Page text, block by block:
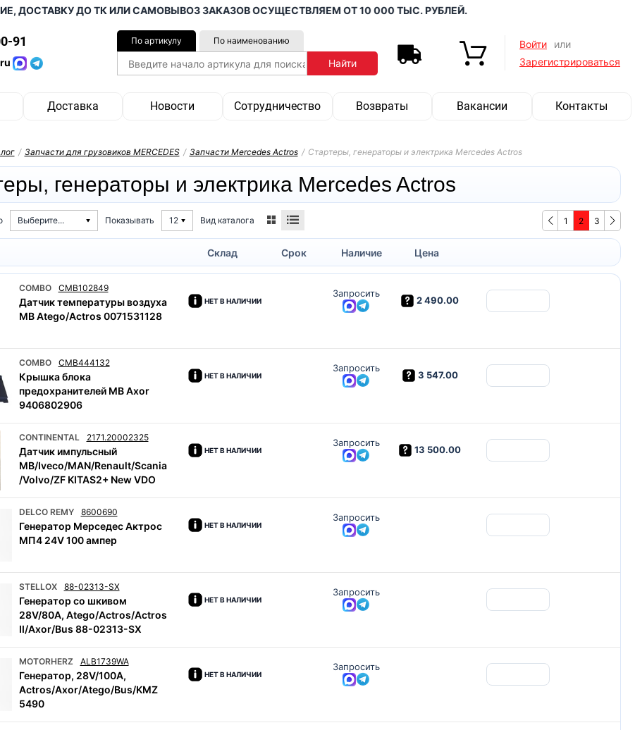
ДОСТАВКУ ДО ТК ИЛИ САМОВЫВОЗ ЗАКАЗОВ ОСУЩЕСТВЛЯЕМ ОТ 10 000 ТЫС. РУБЛЕЙ.
91 По артикулу По наименованию Войти
или
Зарегистрироваться
Доставка Новости Сотрудничество Возвраты Вакансии Контакты
/ Запчасти для грузовиков MERCEDES / Запчасти Mercedes Actros / Стартеры, генераторы и электрика Mercedes Actros
генераторы и электрика Mercedes Actros
Выберите... Показывать 12 Вид каталога 1 2 3
Склад Срок Наличие Цена
COMBO CMB102849
Датчик температуры воздуха
MB Atego/Actros 0071531128
НЕТ В НАЛИЧИИ
Запросить
2 490.00
COMBO CMB444132
Крышка блока
предохранителей MB Axor
9406802906
НЕТ В НАЛИЧИИ
Запросить
3 547.00
CONTINENTAL 2171.20002325
Датчик импульсный
MB/Iveco/MAN/Renault/Scania
/Volvo/ZF KITAS2+ New VDO
НЕТ В НАЛИЧИИ
Запросить
13 500.00
DELCO REMY 8600690
Генератор Мерседес Актрос
МП4 24V 100 ампер
НЕТ В НАЛИЧИИ
Запросить
STELLOX 88-02313-SX
Генератор со шкивом
28V/80A, Atego/Actros/Actros
II/Axor/Bus 88-02313-SX
НЕТ В НАЛИЧИИ
Запросить
MOTORHERZ ALB1739WA
Генератор, 28V/100A,
Actros/Axor/Atego/Bus/KMZ
5490
НЕТ В НАЛИЧИИ
Запросить